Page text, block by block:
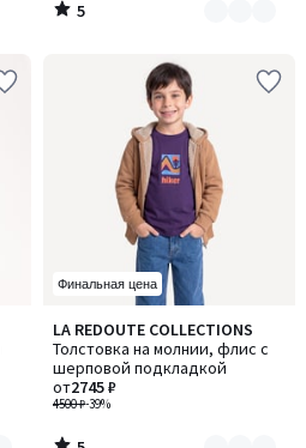
5
/
Финальная цена
LA REDOUTE COLLECTIONS
Толстовка на молнии, флис с
шерповой подкладкой
4500 ₽-39%
от2745 ₽
5
/
5
Количество
цветов:
2